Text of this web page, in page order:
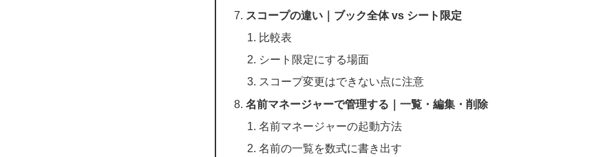
スコープの違い｜ブック全体 vs シート限定
比較表
シート限定にする場面
スコープ変更はできない点に注意
名前マネージャーで管理する｜一覧・編集・削除
名前マネージャーの起動方法
名前の一覧を数式に書き出す